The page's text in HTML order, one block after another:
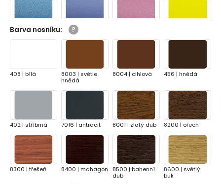
479 | modrá
zrnitá
480 | modrá
lesklá
zrnitá
matná
8202 |
pomerančová
oranžová matná
lesklá
711 | měděná
lesklá
430 | mosazná
zrnitá
431 | zlatá zrnitá
302 | zlatá
lesklá
Barva nosníku:
408 | bílá
8003 | světle
hnědá
8004 | cihlová 456 | hnědá
402 | stříbrná 7016 | antracit 8001 | zlatý dub 8200 | ořech
8300 | třešeň 8400 | mahagon
8500 | bahenní
dub
8600 | světlý
buk